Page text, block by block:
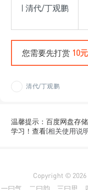
| 清代/丁观鹏
您需要先打赏 10元
清代/丁观鹏
温馨提示：百度网盘存
学习！查看[相关使用说
Copyright © 2026